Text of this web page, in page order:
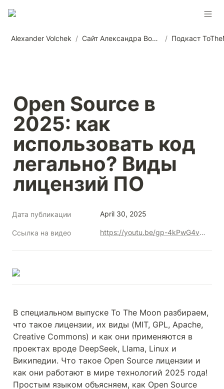
Alexander Volchek / Сайт Александра Волчека / Подкаст
Open Source в
2025: как
использовать код
легально? Виды
лицензий ПО
Дата публикации April 30, 2025
Ссылка на видео https://youtu.be/gp-4kPwG4vU?si=RF02VOQN2s52U6QZ
В специальном выпуске To The Moon разбираем,
что такое лицензии, их виды (MIT, GPL, Apache,
Creative Commons) и как они применяются в
проектах вроде DeepSeek, Llama, Linux и
Википедии. Что такое Open Source лицензии и
как они работают в мире технологий 2025 года!
Простым языком объясняем, как Open Source